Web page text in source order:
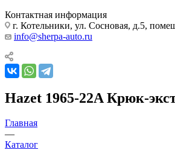
Контактная информация
г. Котельники, ул. Сосновая, д.5,
info@sherpa-auto.ru
Hazet 1965-22A Крюк-
Главная
—
Каталог